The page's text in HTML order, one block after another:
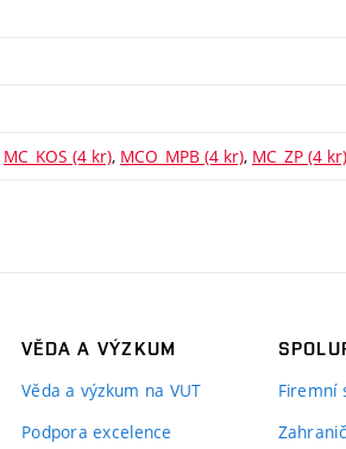
MC_KOS (4 kr), MCO_MPB (4 kr), MC_ZP (4 kr)
VĚDA A VÝZKUM
Věda a výzkum na VUT
Podpora excelence
Firemní